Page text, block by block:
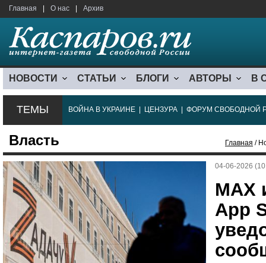
Главная О нас Архив
НОВОСТИ СТАТЬИ БЛОГИ АВТОРЫ В
ТЕМЫ ВОЙНА В УКРАИНЕ ЦЕНЗУРА ФОРУМ СВОБОДНОЙ
Власть Главная /
04-06-2026
МАХ
App